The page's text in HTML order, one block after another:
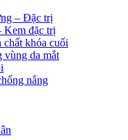
– Đặc trị
Kem đặc trị
chất khóa cuối
vùng da mắt
nắng